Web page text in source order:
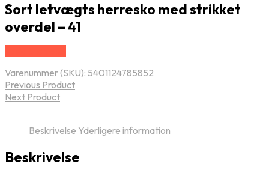
Sort letvægts herresko med strikket
overdel – 41
Varenummer (SKU): 5401124785852
Previous Product
Next Product
Beskrivelse Yderligere information
Beskrivelse